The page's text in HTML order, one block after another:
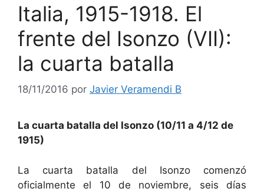
Italia, 1915-1918. El
frente del Isonzo (VII):
la cuarta batalla
18/11/2016 por Javier Veramendi B
La cuarta batalla del Isonzo (10/11 a 4/12 de
1915)
La cuarta batalla del Isonzo comenzó
oficialmente el 10 de noviembre, seis días